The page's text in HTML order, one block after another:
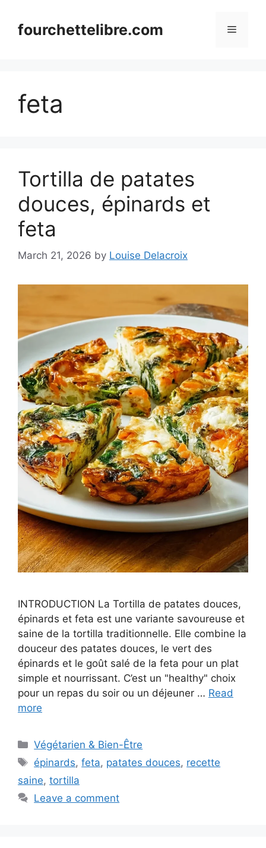
contentfourchettelibre.com Menu
feta
Tortilla de patates
douces, épinards et
feta
March 21, 2026 by Louise Delacroix
INTRODUCTION La Tortilla de patates douces,
épinards et feta est une variante savoureuse et
saine de la tortilla traditionnelle. Elle combine la
douceur des patates douces, le vert des
épinards et le goût salé de la feta pour un plat
simple et nourrissant. C’est un "healthy" choix
pour un repas du soir ou un déjeuner … Read
more
Categories
Végétarien & Bien-Être
Tags
épinards,feta, patates douces, recette
saine, tortilla
Leave a comment